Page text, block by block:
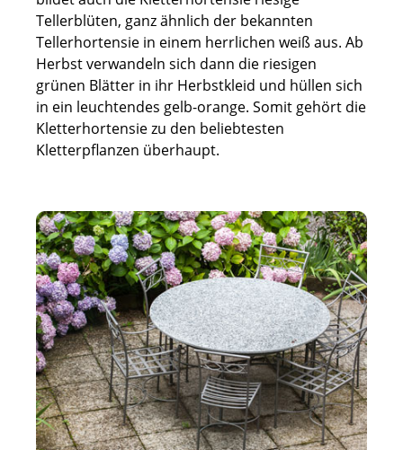
Tellerblüten, ganz ähnlich der bekannten
Tellerhortensie in einem herrlichen weiß aus. Ab
Herbst verwandeln sich dann die riesigen
grünen Blätter in ihr Herbstkleid und hüllen sich
in ein leuchtendes gelb-orange. Somit gehört die
Kletterhortensie zu den beliebtesten
Kletterpflanzen überhaupt.